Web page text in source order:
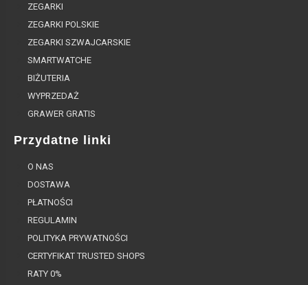
ZEGARKI
ZEGARKI POLSKIE
ZEGARKI SZWAJCARSKIE
SMARTWATCHE
BIŻUTERIA
WYPRZEDAŻ
GRAWER GRATIS
Przydatne linki
O NAS
DOSTAWA
PŁATNOŚCI
REGULAMIN
POLITYKA PRYWATNOŚCI
CERTYFIKAT TRUSTED SHOPS
RATY 0%